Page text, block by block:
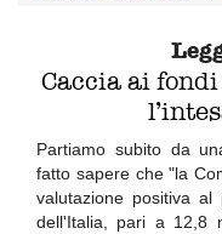
Caccia ai
Partiamo subito da
fatto sapere che "la
valutazione positiva
dell'Italia, pari a 12,8